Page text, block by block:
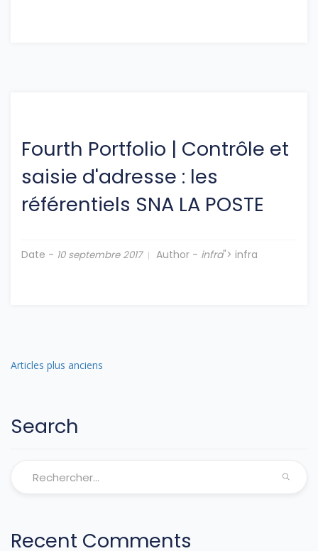
Fourth Portfolio | Contrôle et
saisie d'adresse : les
référentiels SNA LA POSTE
Date - 10 septembre 2017 Author - infra"> infra
Articles plus anciens
Search
Recent Comments